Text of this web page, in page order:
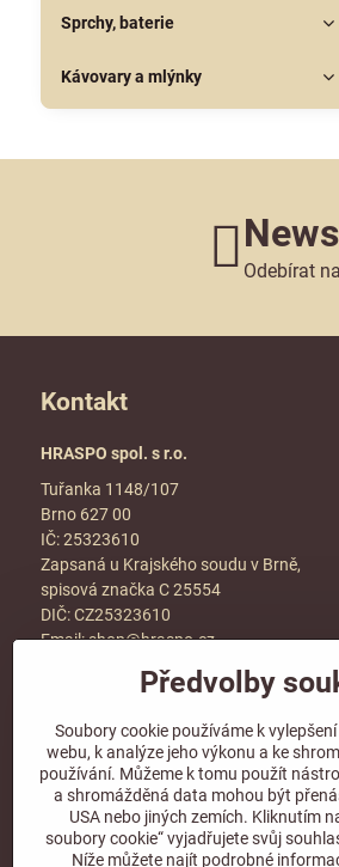
Sprchy, baterie
Kávovary a mlýnky
Odebírat
Kontakt
HRASPO spol. s r.o.
Tuřanka 1148/107
Brno 627 00
IČ: 25323610
Zapsaná u Krajského soudu v Brně,
spisová značka C 25554
DIČ: CZ25323610
Email:shop@hraspo.cz
Obchodní podmínky
Více info v sekcikontakt
Sledujte naše sociální sítě!
Předvolby
Soubory cookie používáme k
webu, k analýze jeho výkonu a ke
používání. Můžeme k tomu použít
a shromážděná data mohou být
USA nebo jiných zemích. Kliknutím
soubory cookie“ vyjadřujete svůj
Níže můžete najít podrobné